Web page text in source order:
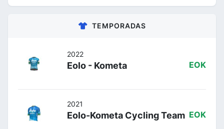
TEMPORADAS
2022
Eolo - Kometa EOK
2021
Eolo-Kometa Cycling Team EOK